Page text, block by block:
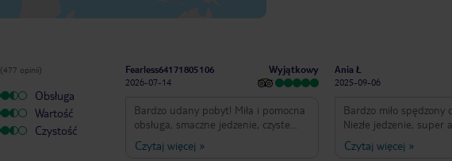
(477 opinii)
Obsługa
Wartość
Czystość
Fearless64171805106
2026-07-14
Wyjątkowy
Bardzo udany pobyt! Miła i pomocna
obsługa, smaczne jedzenie, czyste
pokoje i świetna atmosfera.
Zdecydowanie polecam ten hotel i
Czytaj więcej »
Ania Ł
2025-09-06
Bardzo miło spędzony
Niezłe jedzenie, super
Bardzo pomocna i miła
pomaga w rozwiązaniu każdego
Czytaj więcej »